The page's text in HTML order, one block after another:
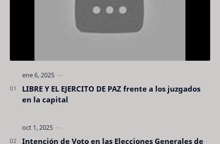
LIBRE Y EL EJERCITO DE PAZ frente a los juzgados
en la capital
Intención de Voto en las Elecciones Generales de